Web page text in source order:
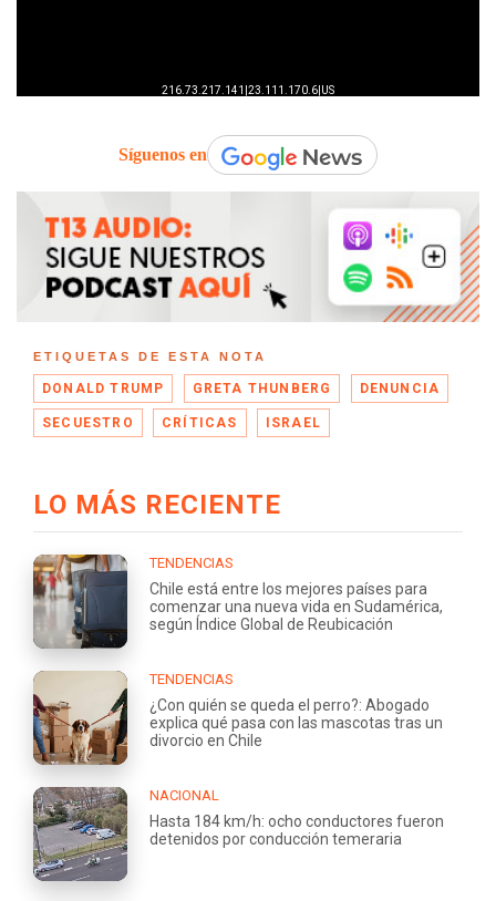
Síguenos en
ETIQUETAS DE ESTA NOTA
DONALD TRUMP GRETA THUNBERG DENUNCIA
SECUESTRO CRÍTICAS ISRAEL
LO MÁS RECIENTE
TENDENCIAS
Chile está entre los mejores países para
comenzar una nueva vida en Sudamérica,
según Índice Global de Reubicación
TENDENCIAS
¿Con quién se queda el perro?: Abogado
explica qué pasa con las mascotas tras un
divorcio en Chile
NACIONAL
Hasta 184 km/h: ocho conductores fueron
detenidos por conducción temeraria